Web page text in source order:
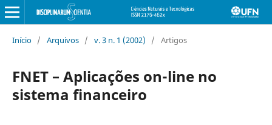
Início / Arquivos / v. 3 n. 1 (2002) / Artigos
FNET – Aplicações on-line no
sistema financeiro